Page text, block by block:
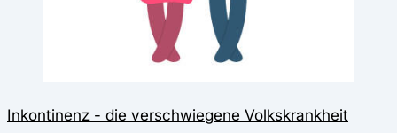
Inkontinenz - die verschwiegene Volkskrankheit